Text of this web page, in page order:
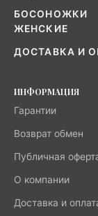
БОСОНОЖКИ
ЖЕНСКИЕ
ДОСТАВКА И
ИНФОРМАЦИЯ
Гарантии
Возврат обмен
Публичная
О компании
Доставка и